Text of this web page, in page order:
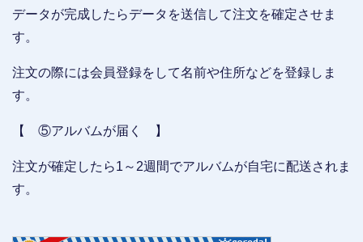
データが完成したらデータを送信して注文を確定させま
す。
注文の際には会員登録をして名前や住所などを登録しま
す。
【 ⑤アルバムが届く 】
注文が確定したら1～2週間でアルバムが自宅に配送されま
す。